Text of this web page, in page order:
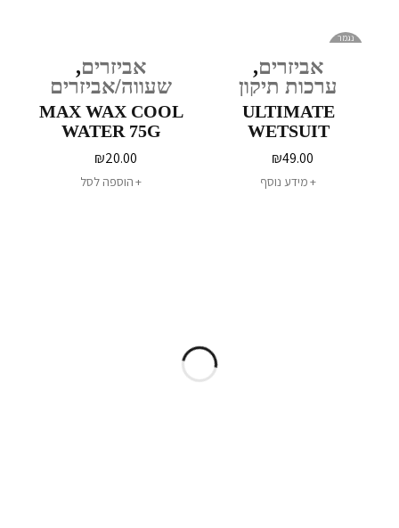
נגמר
אביזרים,
ערכות תיקון
ULTIMATE
WETSUIT
REPAIR KIT
₪49.00
מידע נוסף
אביזרים,
שעווה/אביזרים
MAX WAX COOL
WATER 75G
₪20.00
הוספה לסל